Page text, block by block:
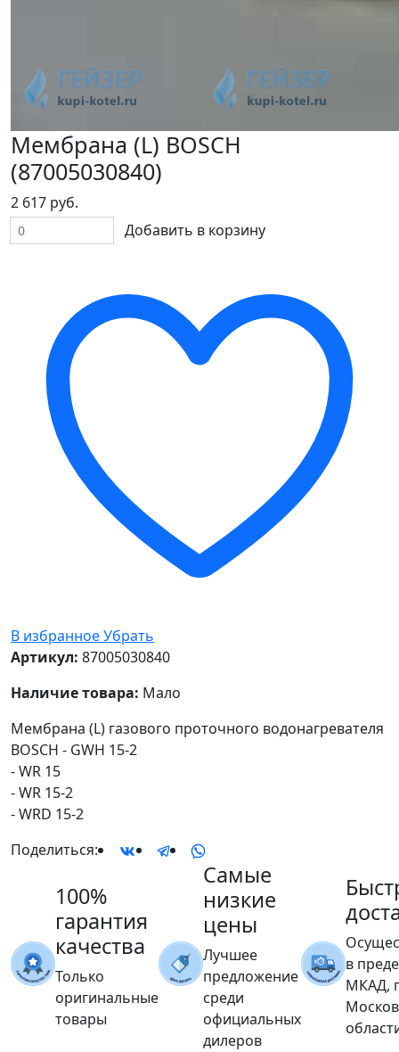
Мембрана (L) BOSСH
(87005030840)
2 617 руб.
Добавить в корзину
В избранноеУбрать
Артикул: 87005030840
Наличие товара: Мало
Мембрана (L) газового проточного водонагревателя
BOSСH - GWH 15-2
- WR 15
- WR 15-2
- WRD 15-2
Поделиться:
100%
гарантия
качества
Только
оригинальные
товары
Самые
низкие
цены
Лучшее
предложение
среди
официальных
дилеров
в
МКАД,